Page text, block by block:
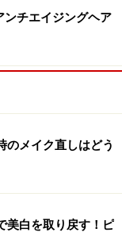
ンチエイジングヘア
のメイク直しはどう
美白を取り戻す！ピ